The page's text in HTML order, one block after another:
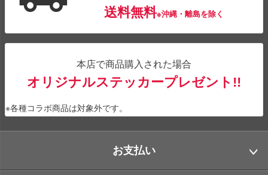
送料無料※沖縄・離島を除く
本店で商品購入された場合
オリジナルステッカープレゼント!!
※各種コラボ商品は対象外です。
お支払い